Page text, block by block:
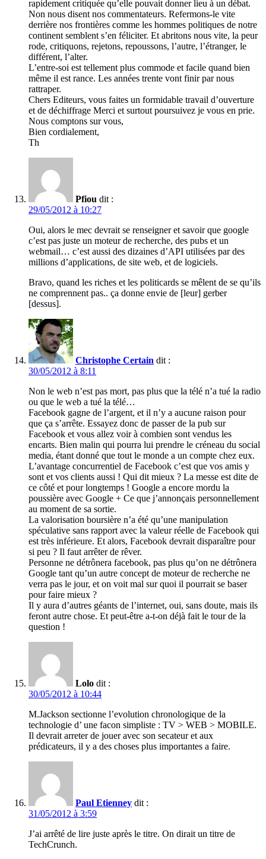
rapidement critiquée qu’elle pouvait donner lieu à un débat.
Non nous disent nos commentateurs. Refermons-le vite
derrière nos frontières comme les hommes politiques de notre
continent semblent s’en féliciter. Et abritons nous vite, la peur
rode, critiquons, rejetons, repoussons, l’autre, l’étranger, le
différent, l’alter.
L’entre-soi est tellement plus commode et facile quand bien
même il est rance. Les années trente vont finir par nous
rattraper.
Chers Editeurs, vous faites un formidable travail d’ouverture
et de déchiffrage Merci et surtout poursuivez je vous en prie.
Nous comptons sur vous,
Bien cordialement,
Th
Pfiou dit :
29/05/2012 à 10:27
Oui, alors le mec devrait se renseigner et savoir que google
c’est pas juste un moteur de recherche, des pubs et un
webmail… c’est aussi des dizaines d’API utilisées par des
millions d’applications, de site web, et de logiciels.
Bravo, quand les riches et les politicards se mêlent de se qu’ils
ne comprennent pas.. ça donne envie de [leur] gerber
[dessus].
Christophe Certain dit :
30/05/2012 à 8:11
Non le web n’est pas mort, pas plus que la télé n’a tué la radio
ou que le web a tué la télé…
Facebook gagne de l’argent, et il n’y a aucune raison pour
que ça s’arrête. Essayez donc de passer de la pub sur
Facebook et vous allez voir à combien sont vendus les
encarts. Bien malin qui pourra lui prendre le créneau du social
media, étant donné que tout le monde a un compte chez eux.
L’avantage concurrentiel de Facebook c’est que vos amis y
sont et vos clients aussi ! Qui dit mieux ? La messe est dite de
ce côté et pour longtemps ! Google a encore mordu la
poussière avec Google + Ce que j’annonçais personnellement
au moment de sa sortie.
La valorisation boursière n’a été qu’une manipulation
spéculative sans rapport avec la valeur réelle de Facebook qui
est très inférieure. Et alors, Facebook devrait disparaître pour
si peu ? Il faut arrêter de rêver.
Personne ne détrônera facebook, pas plus qu’on ne détrônera
Google tant qu’un autre concept de moteur de recherche ne
verra pas le jour, et on voit mal sur quoi il pourrait se baser
pour faire mieux ?
Il y aura d’autres géants de l’internet, oui, sans doute, mais ils
feront autre chose. Et peut-être a-t-on déjà fait le tour de la
question !
Lolo dit :
30/05/2012 à 10:44
M.Jackson sectionne l’evolution chronologique de la
technologie d’ une facon simpliste : TV > WEB > MOBILE.
Il devrait arreter de jouer avec son secateur et aux
prédicateurs, il y a des choses plus importantes a faire.
Paul Etienney dit :
31/05/2012 à 3:59
J’ai arrêté de lire juste après le titre. On dirait un titre de
TechCrunch.